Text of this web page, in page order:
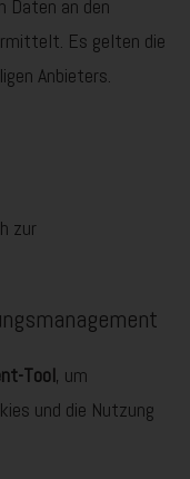
Daten an den
Es gelten die
Anbieters.
zur
Tool, um
und die Nutzung